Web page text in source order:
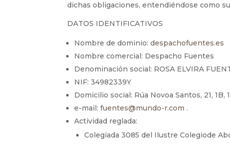
dichas obligaciones, entendiéndose como
DATOS IDENTIFICATIVOS
Nombre de dominio:despachofuentes.es
Nombre comercial: Despacho Fuentes
Denominación social: ROSA ELVIRA
NIF: 34982339Y
Domicilio social: Rúa Novoa Santos, 21, 1B,
e-mail:fuentes@mundo-r.com .
Actividad reglada:
Colegiada 3085 del Ilustre Colegiode